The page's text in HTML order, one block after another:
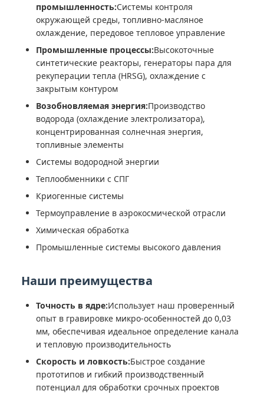
промышленность:Системы контроля
окружающей среды, топливно-масляное
охлаждение, передовое тепловое управление
Промышленные процессы:Высокоточные
синтетические реакторы, генераторы пара для
рекуперации тепла (HRSG), охлаждение с
закрытым контуром
Возобновляемая энергия:Производство
водорода (охлаждение электролизатора),
концентрированная солнечная энергия,
топливные элементы
Системы водородной энергии
Теплообменники с СПГ
Криогенные системы
Термоуправление в аэрокосмической отрасли
Химическая обработка
Промышленные системы высокого давления
Наши преимущества
Точность в ядре:Использует наш проверенный
опыт в гравировке микро-особенностей до 0,03
мм, обеспечивая идеальное определение канала
и тепловую производительность
Скорость и ловкость:Быстрое создание
прототипов и гибкий производственный
потенциал для обработки срочных проектов